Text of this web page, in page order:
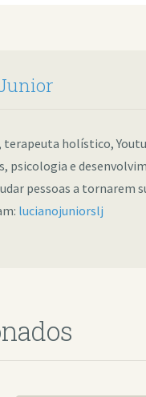
terapeuta holístico,
psicologia e
pessoas a tornarem
lucianojuniorslj